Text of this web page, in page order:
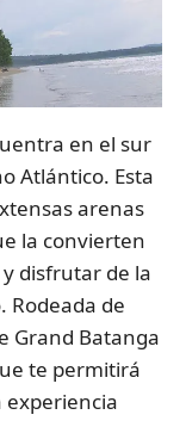
en el sur
Atlántico. Esta
arenas
la convierten
disfrutar de la
Rodeada de
Grand Batanga
te permitirá
experiencia